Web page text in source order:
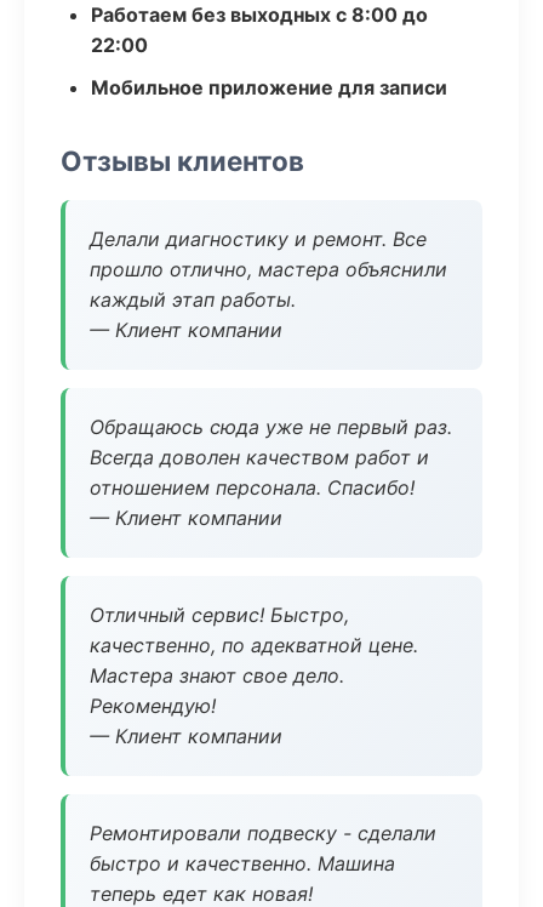
Работаем без выходных с 8:00 до
22:00
Мобильное приложение для записи
Отзывы клиентов
Делали диагностику и ремонт. Все
прошло отлично, мастера объяснили
каждый этап работы.
— Клиент компании
Обращаюсь сюда уже не первый раз.
Всегда доволен качеством работ и
отношением персонала. Спасибо!
— Клиент компании
Отличный сервис! Быстро,
качественно, по адекватной цене.
Мастера знают свое дело.
Рекомендую!
— Клиент компании
Ремонтировали подвеску - сделали
быстро и качественно. Машина
теперь едет как новая!